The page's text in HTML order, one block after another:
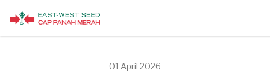
01 April 2026